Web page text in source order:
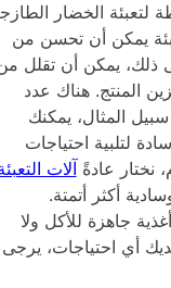
الخضار الطازجة
يمكن أن تحسن من
يمكن أن تقلل من
هناك عدد
المثال، يمكنك
لتلبية احتياجات
عادةًآلات التعبئة
أكثر أتمتة.
للأكل ولا
احتياجات، يرجى